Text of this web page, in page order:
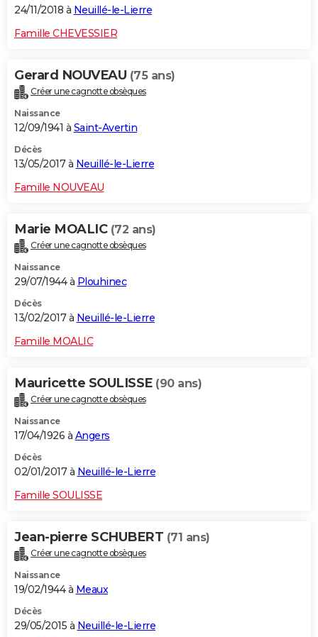
24/11/2018 à Neuillé-le-Lierre
Famille CHEVESSIER
Gerard NOUVEAU (75 ans)
Créer une cagnotte obsèques
Naissance
12/09/1941 à Saint-Avertin
Décès
13/05/2017 à Neuillé-le-Lierre
Famille NOUVEAU
Marie MOALIC (72 ans)
Créer une cagnotte obsèques
Naissance
29/07/1944 à Plouhinec
Décès
13/02/2017 à Neuillé-le-Lierre
Famille MOALIC
Mauricette SOULISSE (90 ans)
Créer une cagnotte obsèques
Naissance
17/04/1926 à Angers
Décès
02/01/2017 à Neuillé-le-Lierre
Famille SOULISSE
Jean-pierre SCHUBERT (71 ans)
Créer une cagnotte obsèques
Naissance
19/02/1944 à Meaux
Décès
29/05/2015 à Neuillé-le-Lierre